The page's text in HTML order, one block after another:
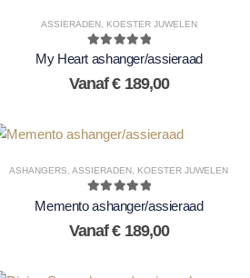
ASSIERADEN, KOESTER JUWELEN
5.00out of 5
My Heart ashanger/assieraad
Vanaf€189,00
ASHANGERS,ASSIERADEN, KOESTER JUWELEN
5.00out of 5
Memento ashanger/assieraad
Vanaf€189,00